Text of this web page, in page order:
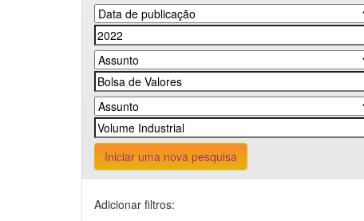
Iniciar uma nova pesquisa
Adicionar filtros: